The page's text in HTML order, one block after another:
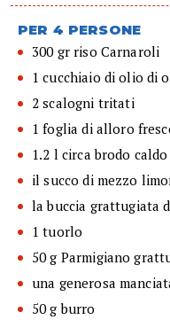
PER 4 PERSONE
300 gr riso Carnaroli
1 cucchiaio di olio di
2 scalogni tritati
1 foglia di alloro
1.2 l circa brodo
il succo di mezzo
la buccia grattugiata
1 tuorlo
50 g Parmigiano
una generosa
50 g burro